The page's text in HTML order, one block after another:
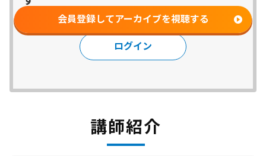
会員登録してアーカイブを視聴する
ログイン
講師紹介